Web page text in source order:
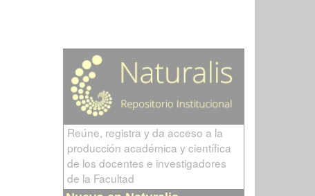
Reúne, registra y da acceso a la
producción académica y científica
de los docentes e investigadores
de la Facultad